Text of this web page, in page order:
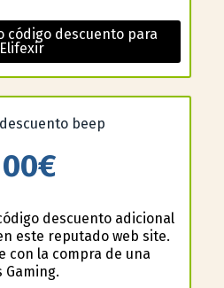
código descuento para
Elifexir
descuento adicional
este reputado web site.
con la compra de una
Gaming.